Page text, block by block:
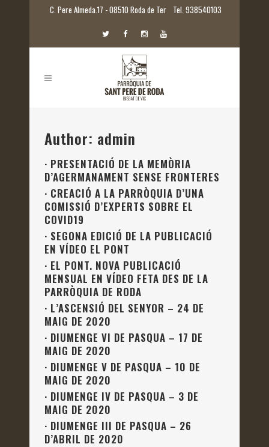
C. Pere Almeda.17 - 08510 Roda de Ter Tel. 938540103
Author: admin
· PRESENTACIÓ DE LA MEMÒRIA
D’AGERMANAMENT SENSE FRONTERES
· CREACIÓ A LA PARRÒQUIA D’UNA
COMISSIÓ D’EXPERTS SOBRE EL
COVID19
· SEGONA EDICIÓ DE LA PUBLICACIÓ
EN VÍDEO EL PONT
· EL PONT. NOVA PUBLICACIÓ
MENSUAL EN VÍDEO FETA DES DE LA
PARRÒQUIA DE RODA
· L’ASCENSIÓ DEL SENYOR – 24 DE
MAIG DE 2020
· DIUMENGE VI DE PASQUA – 17 DE
MAIG DE 2020
· DIUMENGE V DE PASQUA – 10 DE
MAIG DE 2020
· DIUMENGE IV DE PASQUA – 3 DE
MAIG DE 2020
· DIUMENGE III DE PASQUA – 26
D’ABRIL DE 2020